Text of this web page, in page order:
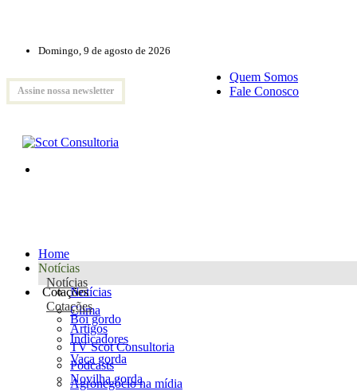
Domingo, 9 de agosto de 2026
Assine nossa newsletter
Quem Somos
Fale Conosco
Home
Notícias
Notícias
Notícias
Clima
Artigos
TV Scot Consultoria
Podcasts
Agronegócio na mídia
Cotações
Cotações
Boi gordo
Indicadores
Vaca gorda
Novilha gorda